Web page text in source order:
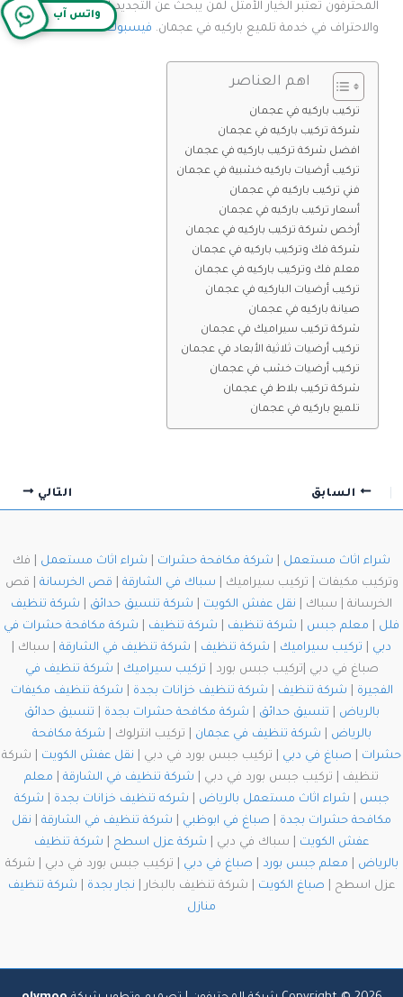
المحترفون تعتبر الخيار الأمثل لمن يبحث عن التجديد المستمر
والاحتراف في خدمة تلميع باركيه في عجمان. فيسبوك
اهم العناصر
تركيب باركيه في عجمان
شركة تركيب باركيه في عجمان
افضل شركة تركيب باركيه في عجمان
تركيب أرضيات باركيه خشبية في عجمان
فني تركيب باركيه في عجمان
أسعار تركيب باركيه في عجمان
أرخص شركة تركيب باركيه في عجمان
شركة فك وتركيب باركيه في عجمان
معلم فك وتركيب باركيه في عجمان
تركيب أرضيات الباركيه في عجمان
صيانة باركيه في عجمان
شركة تركيب سيراميك في عجمان
تركيب أرضيات ثلاثية الأبعاد في عجمان
تركيب أرضيات خشب في عجمان
شركة تركيب بلاط في عجمان
تلميع باركيه في عجمان
السابق التالي
شراء اثاث مستعمل شركة مكافحة حشرات شراء اثاث مستعمل | فك
وتركيب مكيفات | تركيب سيراميك | سباك في الشارقة قص الخرسانة | قص
الخرسانة | سباك | نقل عفش الكويت شركة تنسيق حدائق
شركة تنظيف
فلل
معلم جبس شركة تنظيف شركة تنظيف
شركة مكافحة حشرات في
دبي
تركيب سيراميك شركة تنظيف شركة تنظيف في الشارقة | سباك |
صباغ في دبي |تركيب جبس بورد | تركيب سيراميك
شركة تنظيف في
الفجيرة
شركة تنظيف شركة تنظيف خزانات بجدة
شركة تنظيف مكيفات
بالرياض
تنسيق حدائق شركة مكافحة حشرات بجدة
تنسيق حدائق
بالرياض
شركة تنظيف في عجمان | تركيب انترلوك | شركة مكافحة
حشرات
صباغ في دبي | تركيب جبس بورد في دبي | نقل عفش الكويت | شركة
تنظيف | تركيب جبس بورد في دبي | شركة تنظيف في الشارقة
معلم
جبس
شراء اثاث مستعمل بالرياض شركه تنظيف خزانات بجدة
شركة
مكافحة حشرات بجدة
صباغ في ابوظبي شركة تنظيف في الشارقة
نقل
عفش الكويت | سباك في دبي | شركة عزل اسطح
شركة تنظيف
بالرياض
معلم جبس بورد صباغ في دبي
| تركيب جبس بورد في دبي | شركة
عزل اسطح | صباغ الكويت | شركة تنظيف بالبخار | نجار بجدة
شركة تنظيف
منازل
واتس آب